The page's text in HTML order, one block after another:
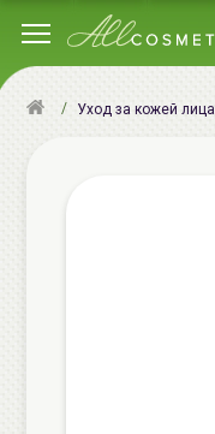
Уход за кожей лица